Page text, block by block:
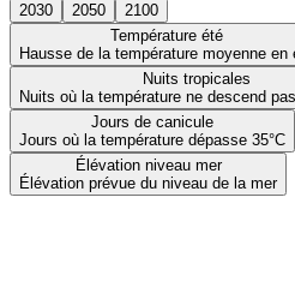
2030 2050
2100
Température été
Hausse de la température moyenne en
Nuits tropicales
Nuits où la température ne descend
Jours de canicule
Jours où la température dépasse 35°C
Élévation niveau mer
Élévation prévue du niveau de la mer